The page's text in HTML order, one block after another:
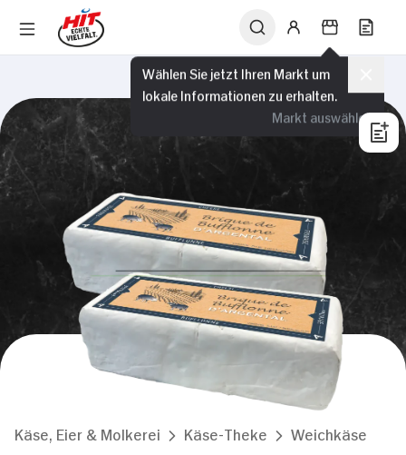
Wählen Sie jetzt Ihren Markt um
lokale Informationen zu erhalten.
Markt auswählen
Käse, Eier & Molkerei Käse-Theke Weichkäse